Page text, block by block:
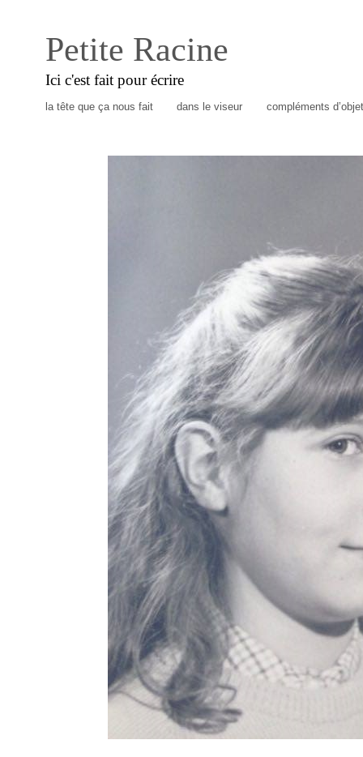
Petite Racine
Ici c'est fait pour écrire
la tête que ça nous fait dans le viseur compléments